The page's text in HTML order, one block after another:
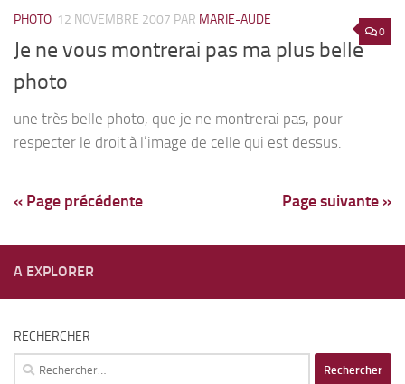
0
PHOTO 12 NOVEMBRE 2007 PAR MARIE-AUDE
Je ne vous montrerai pas ma plus belle
photo
une très belle photo, que je ne montrerai pas, pour
respecter le droit à l’image de celle qui est dessus.
« Page précédente Page suivante »
A EXPLORER
RECHERCHER
Rechercher :